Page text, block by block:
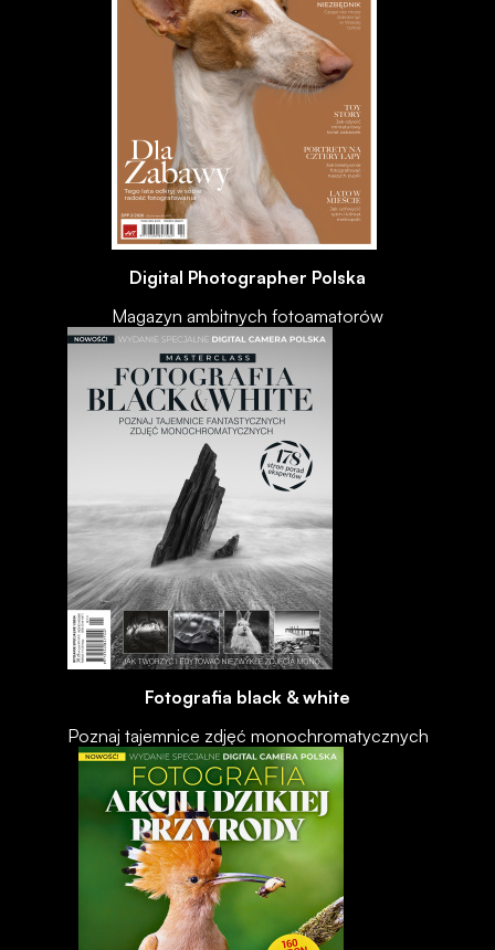
Digital Photographer Polska
Magazyn ambitnych fotoamatorów
Fotografia black & white
Poznaj tajemnice zdjęć monochromatycznych